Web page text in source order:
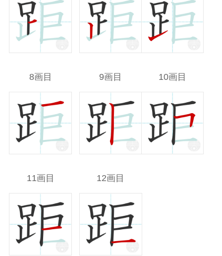
8画目 9画目 10画目
11画目 12画目